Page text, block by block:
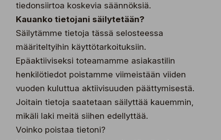
tiedonsiirtoa koskevia säännöksiä.
Kauanko tietojani säilytetään?
Säilytämme tietoja tässä selosteessa
määriteltyihin käyttötarkoituksiin.
Epäaktiiviseksi toteamamme asiakastilin
henkilötiedot poistamme viimeistään viiden
vuoden kuluttua aktiivisuuden päättymisestä.
Joitain tietoja saatetaan säilyttää kauemmin,
mikäli laki meitä siihen edellyttää.
Voinko poistaa tietoni?